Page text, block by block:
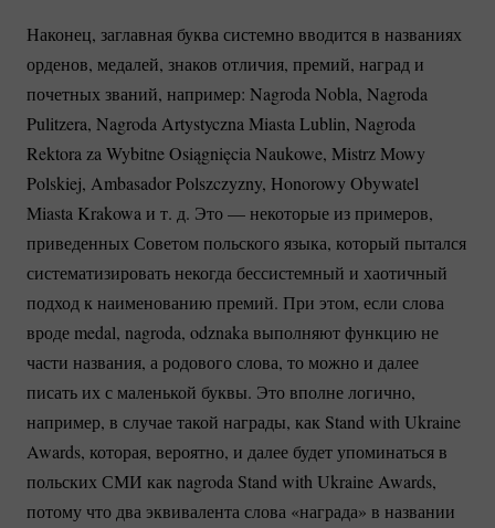
Наконец, заглавная буква системно вводится в названиях
орденов, медалей, знаков отличия, премий, наград и
почетных званий, например: Nagroda Nobla, Nagroda
Pulitzera, Nagroda Artystyczna Miasta Lublin, Nagroda
Rektora za Wybitne Osiągnięcia Naukowe, Mistrz Mowy
Polskiej, Ambasador Polszczyzny, Honorowy Obywatel
Miasta Krakowa и т. д. Это — некоторые из примеров,
приведенных Советом польского языка, который пытался
систематизировать некогда бессистемный и хаотичный
подход к наименованию премий. При этом, если слова
вроде medal, nagroda, odznaka выполняют функцию не
части названия, а родового слова, то можно и далее
писать их с маленькой буквы. Это вполне логично,
например, в случае такой награды, как Stand with Ukraine
Awards, которая, вероятно, и далее будет упоминаться в
польских СМИ как nagroda Stand with Ukraine Awards,
потому что два эквивалента слова «награда» в названии